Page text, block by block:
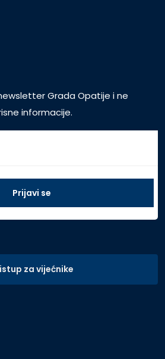
Grada Opatije i ne
informacije.
za vijećnike